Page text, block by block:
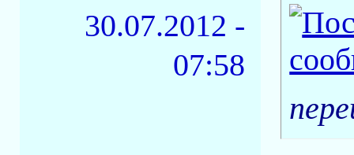
30.07.2012 -
07:58